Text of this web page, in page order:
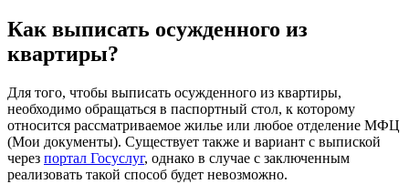
Как выписать осужденного из
квартиры?
Для того, чтобы выписать осужденного из квартиры,
необходимо обращаться в паспортный стол, к которому
относится рассматриваемое жилье или любое отделение МФЦ
(Мои документы). Существует также и вариант с выпиской
через портал Госуслуг, однако в случае с заключенным
реализовать такой способ будет невозможно.